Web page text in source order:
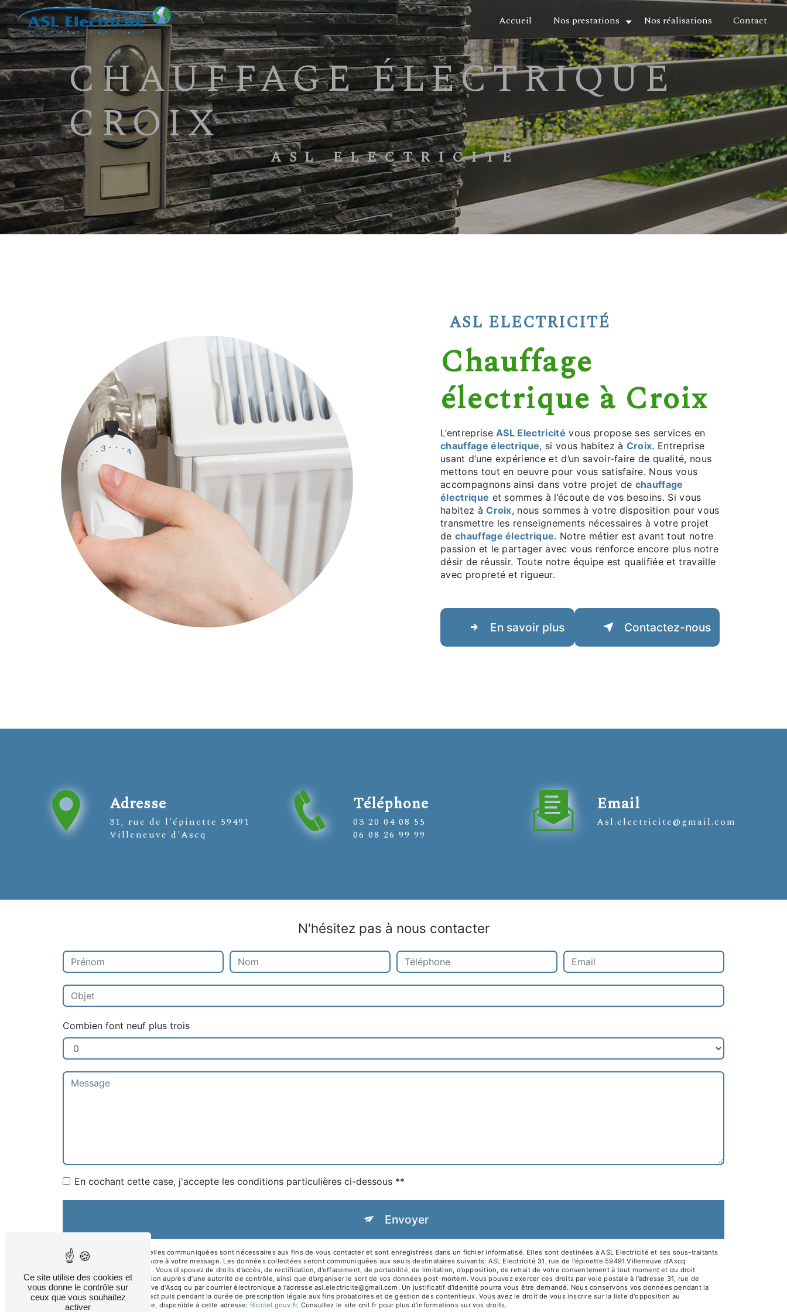
Accueil Nos prestations Nos réalisations Contact
CHAUFFAGE ÉLECTRIQUE
CROIX
ASL ELECTRICITÉ
ASL ELECTRICITÉ
chauffage
électrique à Croix
L’entrepriseASL Electricité vous propose ses services en
chauffage électrique, si vous habitez à Croix. Entreprise
usant d’une expérience et d’un savoir-faire de qualité, nous
mettons tout en oeuvre pour vous satisfaire. Nous vous
accompagnons ainsi dans votre projet de chauffage
électrique et sommes à l’écoute de vos besoins. Si vous
habitez àCroix, nous sommes à votre disposition pour vous
transmettre les renseignements nécessaires à votre projet
de chauffage électrique. Notre métier est avant tout notre
passion et le partager avec vous renforce encore plus notre
désir de réussir. Toute notre équipe est qualifiée et travaille
avec propreté et rigueur.
En savoir plus Contactez-nous
Adresse
31, rue de l'épinette 59491
Villeneuve d'Ascq
Téléphone
03 20 04 08 55
06 08 26 99 99
Email
asl.electricite@gmail.com
N'hésitez pas à nous contacter
Combien font neuf plus trois
En cochant cette case, j'accepte les conditions particulières ci-dessous **
Envoyer
** Les données personnelles communiquées sont nécessaires aux fins de vous contacter et sont enregistrées dans un fichier informatisé. Elles sont destinées à ASL Electricité et ses sous-traitants
dans le seul but de répondre à votre message. Les données collectées seront communiquées aux seuls destinataires suivants: ASL Electricité 31, rue de l'épinette 59491 Villeneuve d'Ascq
asl.electricite@gmail.com. Vous disposez de droits d’accès, de rectification, d’effacement, de portabilité, de limitation, d’opposition, de retrait de votre consentement à tout moment et du droit
d’introduire une réclamation auprès d’une autorité de contrôle, ainsi que d’organiser le sort de vos données post-mortem. Vous pouvez exercer ces droits par voie postale à l'adresse 31, rue de
l'épinette 59491 Villeneuve d'Ascq ou par courrier électronique à l'adresse asl.electricite@gmail.com. Un justificatif d'identité pourra vous être demandé. Nous conservons vos données pendant la
période de prise de contact puis pendant la durée de prescription légale aux fins probatoires et de gestion des contentieux. Vous avez le droit de vous inscrire sur la liste d'opposition au
démarchage téléphonique, disponible à cette adresse:
Bloctel.gouv.fr. Consultez le site cnil.fr pour plus d’informations sur vos droits.
Panneau de gestion des cookies
Ce site utilise des cookies et
vous donne le contrôle sur
ceux que vous souhaitez
activer